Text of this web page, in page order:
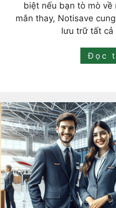
biệt nếu bạn tò mò về
mắn thay, Notisave
lưu trữ tất
Đọc